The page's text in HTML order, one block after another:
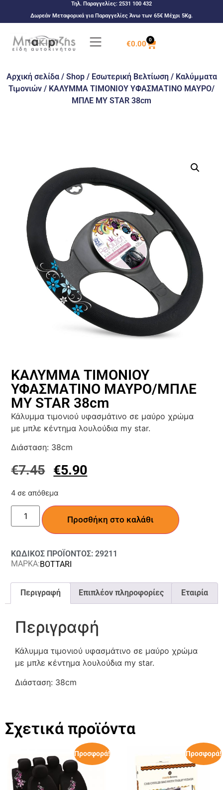
Τηλ. Παραγγελίες: 2531 100 432
Δωρεάν Μεταφορικά για Παραγγελίες Άνω των 65€ Μέχρι 5Kg.
€0.00 0
Αρχική σελίδα/ Shop/ Εσωτερική Βελτίωση/ Καλύμματα
Τιμονιών / ΚΑΛΥΜΜΑ ΤΙΜΟΝΙΟΥ ΥΦΑΣΜΑΤΙΝΟ ΜΑΥΡΟ/
ΜΠΛΕ MY STAR 38cm
ΚΑΛΥΜΜΑ ΤΙΜΟΝΙΟΥ
ΥΦΑΣΜΑΤΙΝΟ ΜΑΥΡΟ/ΜΠΛΕ
MY STAR 38cm
Κάλυμμα τιμονιού υφασμάτινο σε μαύρο χρώμα
με μπλε κέντημα λουλούδια my star.
Διάσταση: 38cm
€7.45 €5.90
4 σε απόθεμα
Προσθήκη στο καλάθι
ΚΩΔΙΚΟΣ ΠΡΟΪΟΝΤΟΣ: 29211
ΜΑΡΚΑ:BOTTARI
Περιγραφή Επιπλέον πληροφορίες Εταιρία
Περιγραφή
Κάλυμμα τιμονιού υφασμάτινο σε μαύρο χρώμα
με μπλε κέντημα λουλούδια my star.
Διάσταση: 38cm
Σχετικά προϊόντα
Προσφορά! Προσφορά!